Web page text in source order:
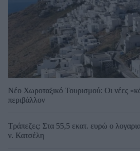
Νέο Χωροταξικό Τουρισμού: Οι νέες
περιβάλλον
Τράπεζες: Στα 55,5 εκατ. ευρώ ο
ν. Κατσέλη